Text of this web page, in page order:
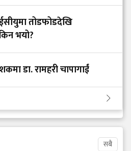
तोडफोडदेखि
भयो?
डा. रामहरी चापागाईं
सबै